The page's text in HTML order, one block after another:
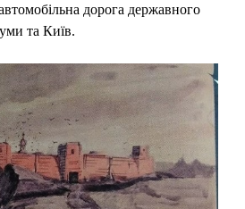
дорога державного
та Київ.